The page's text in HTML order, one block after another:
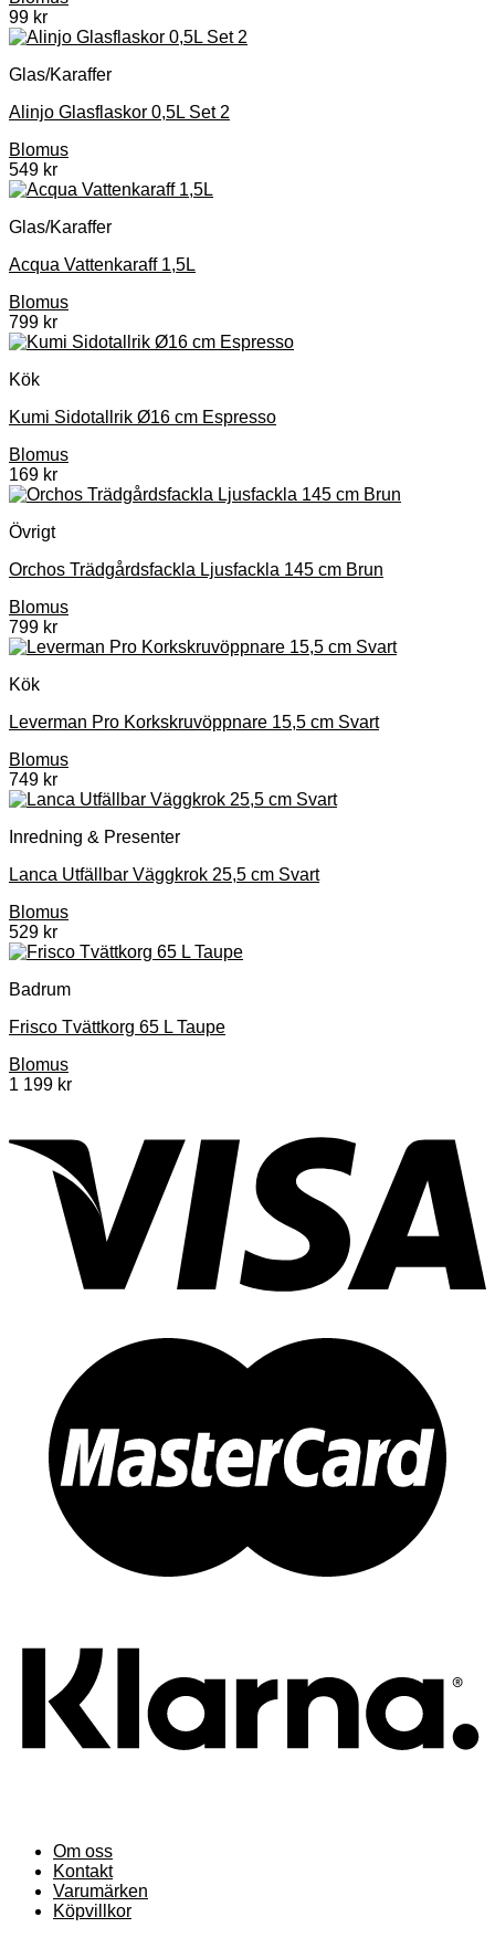
99 kr
Glas/Karaffer
Alinjo Glasflaskor 0,5L Set 2
Blomus
549 kr
Glas/Karaffer
Acqua Vattenkaraff 1,5L
Blomus
799 kr
Kök
Kumi Sidotallrik Ø16 cm Espresso
Blomus
169 kr
Övrigt
Orchos Trädgårdsfackla Ljusfackla 145 cm Brun
Blomus
799 kr
Kök
Leverman Pro Korkskruvöppnare 15,5 cm Svart
Blomus
749 kr
Inredning & Presenter
Lanca Utfällbar Väggkrok 25,5 cm Svart
Blomus
529 kr
Badrum
Frisco Tvättkorg 65 L Taupe
Blomus
1 199 kr
Om oss
Kontakt
Varumärken
Köpvillkor